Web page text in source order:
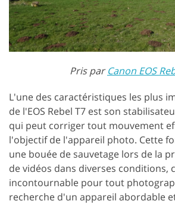
Pris parCanon EOS
L'une des caractéristiques les plus
de l'EOS Rebel T7 est son
qui peut corriger tout mouvement
l'objectif de l'appareil photo. Cette
une bouée de sauvetage lors de la
de vidéos dans diverses conditions,
incontournable pour tout
recherche d'un appareil abordable